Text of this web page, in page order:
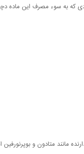
سوء مصرف این ماده دچار
مانند متادون و